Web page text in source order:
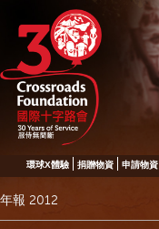
環球X體驗 捐贈物資 申請物資
年報 2012